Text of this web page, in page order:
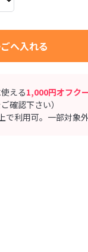
へ入れる
える1,000円オフク
確認下さい）
利用可。一部対象外